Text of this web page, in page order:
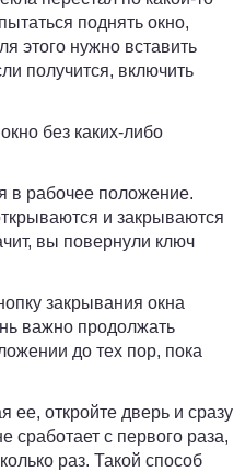
поднять окно,
этого нужно вставить
получится, включить
без каких-либо
в рабочее положение.
и закрываются
вы повернули ключ
закрывания окна
важно продолжать
до тех пор, пока
ее, откройте дверь и сразу
сработает с первого раза,
раз. Такой способ